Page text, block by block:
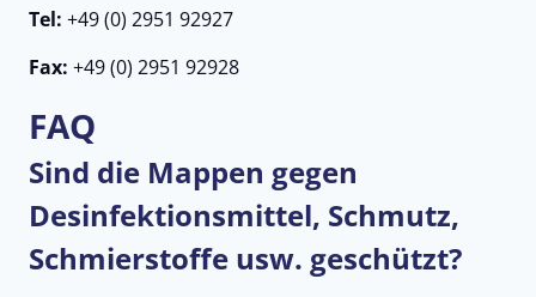
Tel: +49 (0) 2951 92927
Fax: +49 (0) 2951 92928
FAQ
Sind die Mappen gegen
Desinfektionsmittel, Schmutz,
Schmierstoffe usw. geschützt?